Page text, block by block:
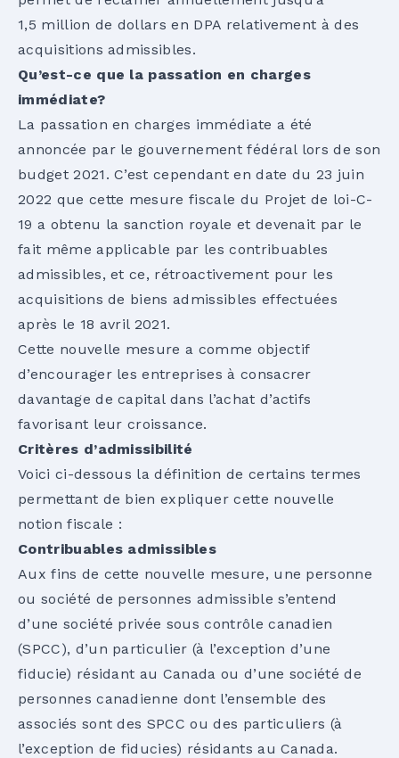
1,5 million de dollars en DPA relativement à des
acquisitions admissibles.
Qu’est-ce que la passation en charges
immédiate?
La passation en charges immédiate a été
annoncée par le gouvernement fédéral lors de son
budget 2021. C’est cependant en date du 23 juin
2022 que cette mesure fiscale du Projet de loi-C-
19 a obtenu la sanction royale et devenait par le
fait même applicable par les contribuables
admissibles, et ce, rétroactivement pour les
acquisitions de biens admissibles effectuées
après le 18 avril 2021.
Cette nouvelle mesure a comme objectif
d’encourager les entreprises à consacrer
davantage de capital dans l’achat d’actifs
favorisant leur croissance.
Critères d’admissibilité
Voici ci-dessous la définition de certains termes
permettant de bien expliquer cette nouvelle
notion fiscale :
Contribuables admissibles
Aux fins de cette nouvelle mesure, une personne
ou société de personnes admissible s’entend
d’une société privée sous contrôle canadien
(SPCC), d’un particulier (à l’exception d’une
fiducie) résidant au Canada ou d’une société de
personnes canadienne dont l’ensemble des
associés sont des SPCC ou des particuliers (à
l’exception de fiducies) résidants au Canada.